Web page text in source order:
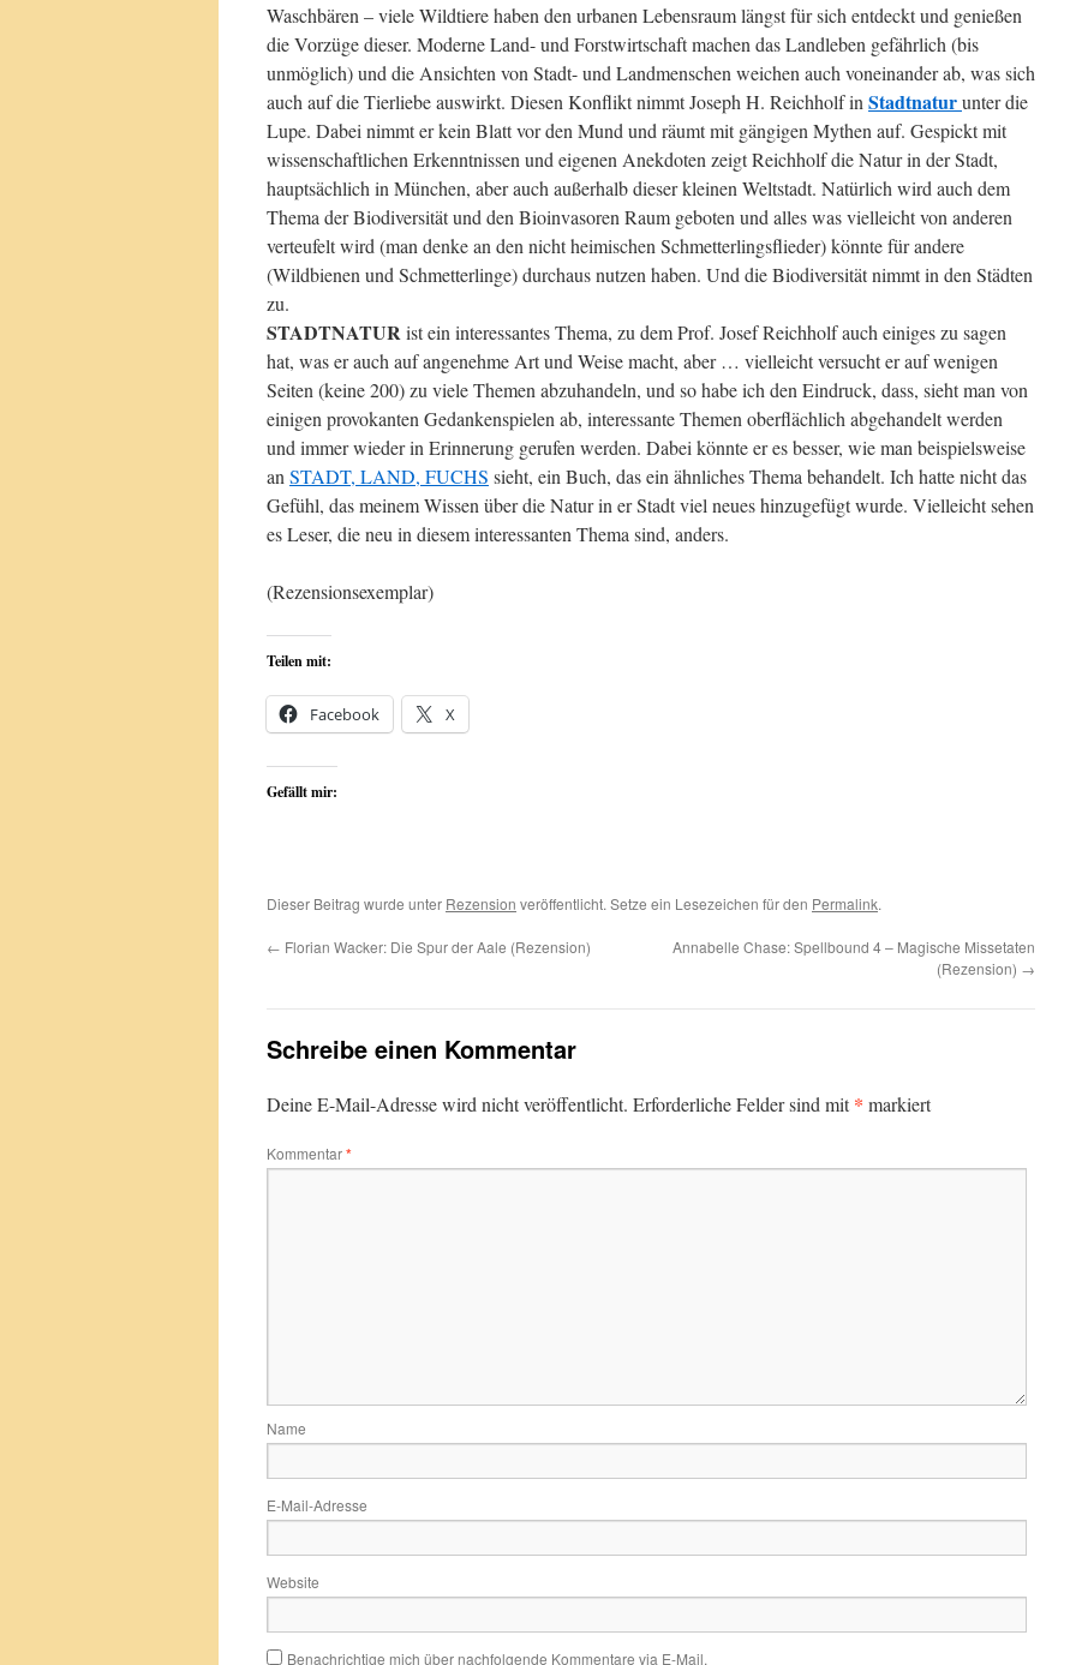
Waschbären – viele Wildtiere haben den urbanen Lebensraum längst für sich entdeckt und genießen
die Vorzüge dieser. Moderne Land- und Forstwirtschaft machen das Landleben gefährlich (bis
unmöglich) und die Ansichten von Stadt- und Landmenschen weichen auch voneinander ab, was sich
auch auf die Tierliebe auswirkt. Diesen Konflikt nimmt Joseph H. Reichholf in Stadtnaturunter die
Lupe. Dabei nimmt er kein Blatt vor den Mund und räumt mit gängigen Mythen auf. Gespickt mit
wissenschaftlichen Erkenntnissen und eigenen Anekdoten zeigt Reichholf die Natur in der Stadt,
hauptsächlich in München, aber auch außerhalb dieser kleinen Weltstadt. Natürlich wird auch dem
Thema der Biodiversität und den Bioinvasoren Raum geboten und alles was vielleicht von anderen
verteufelt wird (man denke an den nicht heimischen Schmetterlingsflieder) könnte für andere
(Wildbienen und Schmetterlinge) durchaus nutzen haben. Und die Biodiversität nimmt in den Städten
zu.
STADTNATURist ein interessantes Thema, zu dem Prof. Josef Reichholf auch einiges zu sagen
hat, was er auch auf angenehme Art und Weise macht, aber … vielleicht versucht er auf wenigen
Seiten (keine 200) zu viele Themen abzuhandeln, und so habe ich den Eindruck, dass, sieht man von
einigen provokanten Gedankenspielen ab, interessante Themen oberflächlich abgehandelt werden
und immer wieder in Erinnerung gerufen werden. Dabei könnte er es besser, wie man beispielsweise
an STADT, LAND, FUCHS sieht, ein Buch, das ein ähnliches Thema behandelt. Ich hatte nicht das
Gefühl, das meinem Wissen über die Natur in er Stadt viel neues hinzugefügt wurde. Vielleicht sehen
es Leser, die neu in diesem interessanten Thema sind, anders.
(Rezensionsexemplar)
Teilen mit:
Facebook X
Gefällt mir:
Dieser Beitrag wurde unter Rezension veröffentlicht. Setze ein Lesezeichen für den Permalink.
← Florian Wacker: Die Spur der Aale (Rezension)
Annabelle Chase: Spellbound 4 – Magische Missetaten
(Rezension) →
Schreibe einen Kommentar
Deine E-Mail-Adresse wird nicht veröffentlicht. Erforderliche Felder sind mit* markiert
Kommentar*
Name
E-Mail-Adresse
Website
Benachrichtige mich über nachfolgende Kommentare via E-Mail.